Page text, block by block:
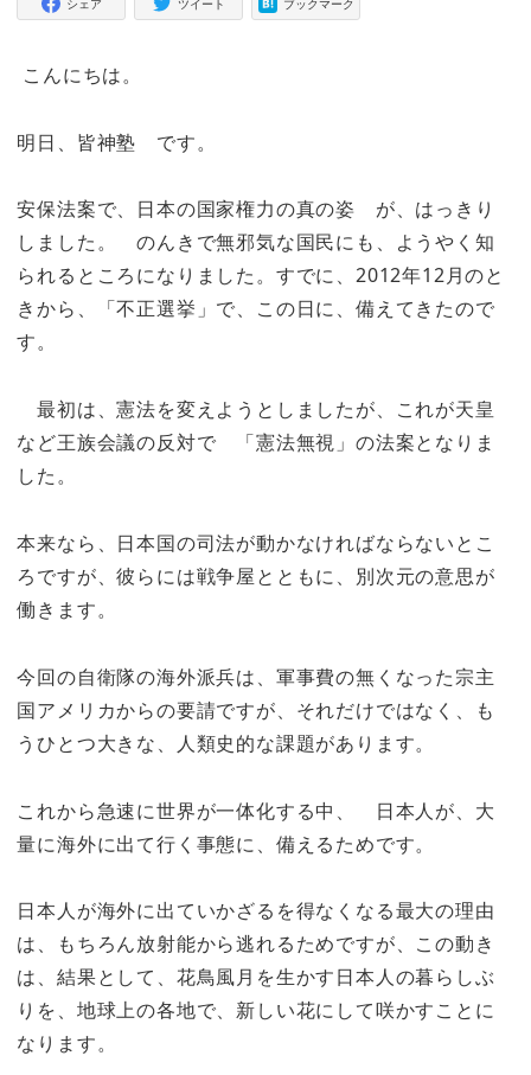
シェア ツイート ブックマーク
こんにちは。
明日、皆神塾 です。
安保法案で、日本の国家権力の真の姿 が、はっきり
しました。 のんきで無邪気な国民にも、ようやく知
られるところになりました。すでに、2012年12月のと
きから、「不正選挙」で、この日に、備えてきたので
す。
最初は、憲法を変えようとしましたが、これが天皇
など王族会議の反対で 「憲法無視」の法案となりま
した。
本来なら、日本国の司法が動かなければならないとこ
ろですが、彼らには戦争屋とともに、別次元の意思が
働きます。
今回の自衛隊の海外派兵は、軍事費の無くなった宗主
国アメリカからの要請ですが、それだけではなく、も
うひとつ大きな、人類史的な課題があります。
これから急速に世界が一体化する中、 日本人が、大
量に海外に出て行く事態に、備えるためです。
日本人が海外に出ていかざるを得なくなる最大の理由
は、もちろん放射能から逃れるためですが、この動き
は、結果として、花鳥風月を生かす日本人の暮らしぶ
りを、地球上の各地で、新しい花にして咲かすことに
なります。